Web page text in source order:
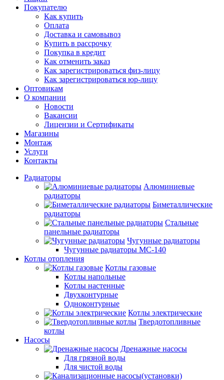
Покупателю
Как купить
Оплата
Доставка и самовывоз
Купить в рассрочку
Покупка в кредит
Как отменить заказ
Как зарегистрироваться физ-лицу
Как зарегистрироваться юр-лицу
Оптовикам
О компании
Новости
Вакансии
Лицензии и Сертификаты
Магазины
Монтаж
Услуги
Контакты
Радиаторы
Алюминиевые
радиаторы
Биметаллические
радиаторы
Стальные
панельные радиаторы
Чугунные радиаторы
Чугунные радиаторы МС-140
Котлы отопления
Котлы газовые
Котлы напольные
Котлы настенные
Двухконтурные
Одноконтурные
Котлы электрические
Твердотопливные
котлы
Насосы
Дренажные насосы
Для грязной воды
Для чистой воды